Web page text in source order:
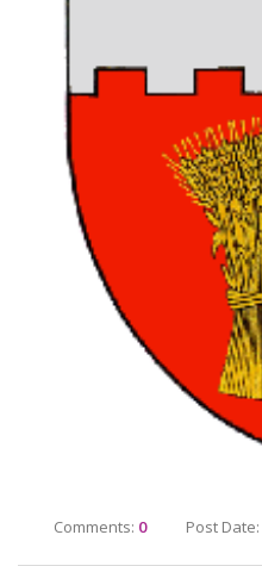
Comments: 0 Post Date: